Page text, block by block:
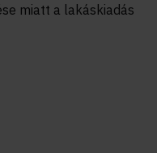
miatt a lakáskiadás